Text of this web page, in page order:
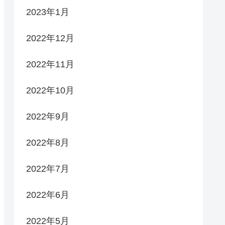
2023年1月
2022年12月
2022年11月
2022年10月
2022年9月
2022年8月
2022年7月
2022年6月
2022年5月